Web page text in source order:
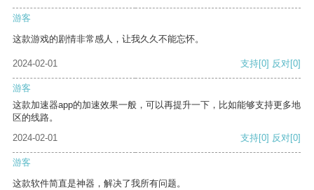
游客
这款游戏的剧情非常感人，让我久久不能忘怀。
2024-02-01 支持[0] 反对[0]
游客
这款加速器app的加速效果一般，可以再提升一下，比如能够支持更多地
区的线路。
2024-02-01
支持[0] 反对[0]
游客
这款软件简直是神器，解决了我所有问题。